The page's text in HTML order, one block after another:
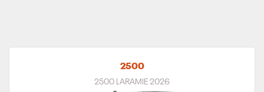
2500
2500 LARAMIE 2026